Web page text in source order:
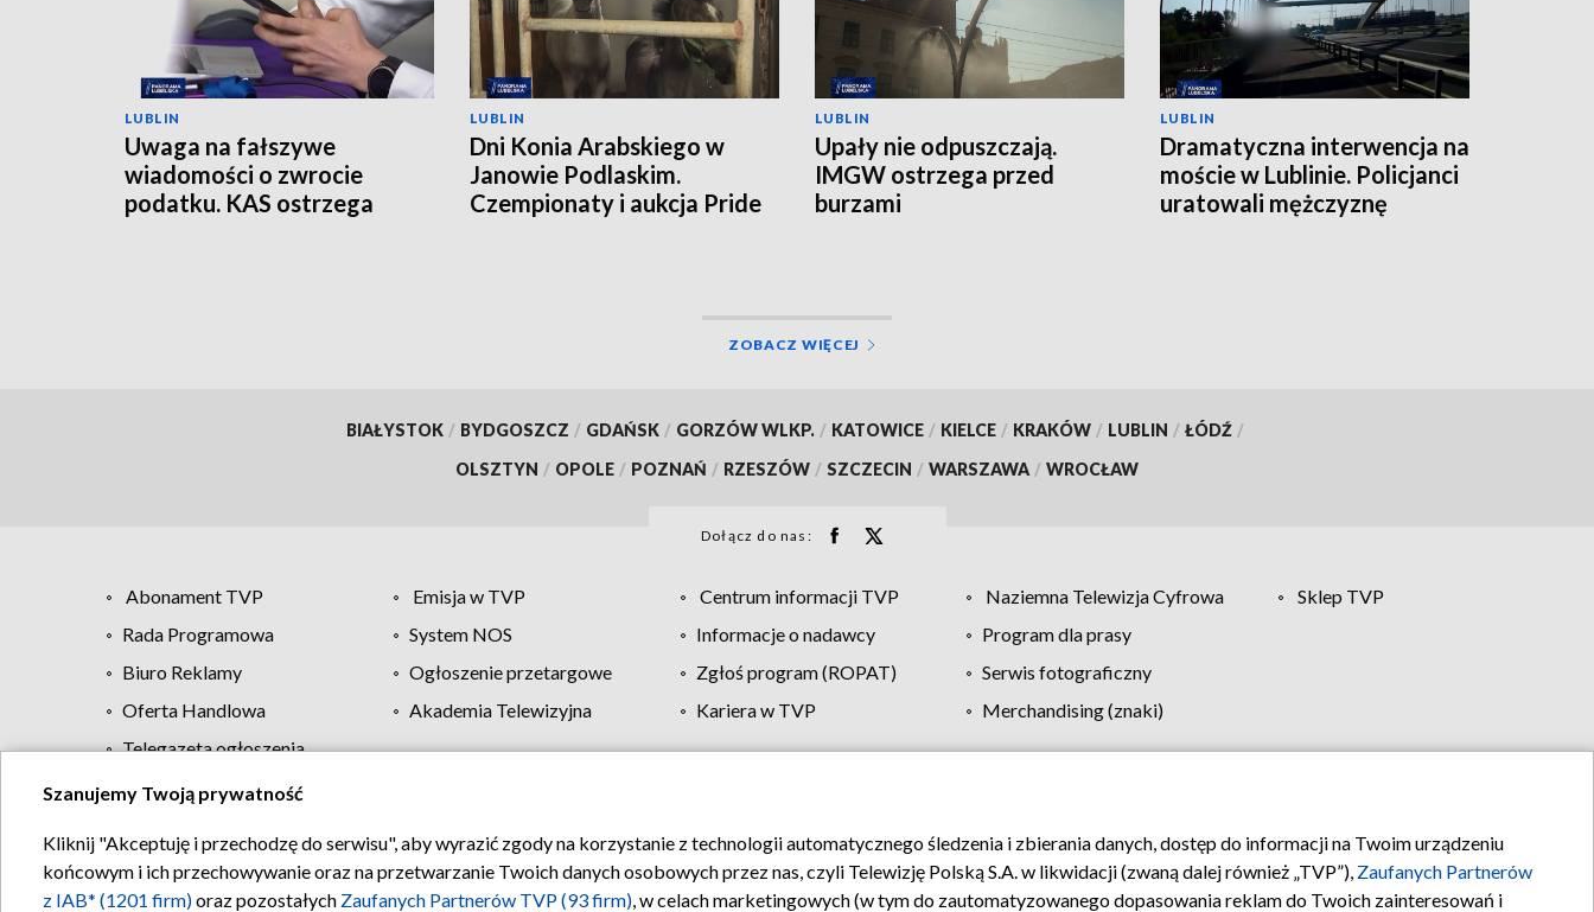
LUBLIN
Uwaga na fałszywe
wiadomości o zwrocie
podatku. KAS ostrzega
LUBLIN
Dni Konia Arabskiego w
Janowie Podlaskim.
Czempionaty i aukcja Pride
LUBLIN
Upały nie odpuszczają.
IMGW ostrzega przed
burzami
LUBLIN
Dramatyczna interwencja na
moście w Lublinie. Policjanci
uratowali mężczyznę
ZOBACZ WIĘCEJ
BIAŁYSTOK / BYDGOSZCZ / GDAŃSK / GORZÓW WLKP. / KATOWICE / KIELCE / KRAKÓW / LUBLIN / ŁÓDŹ /
OLSZTYN / OPOLE / POZNAŃ / RZESZÓW / SZCZECIN / WARSZAWA / WROCŁAW
Dołącz do nas:
Abonament TVP Emisja w TVP Centrum informacji TVP Naziemna Telewizja Cyfrowa
Sklep TVP
Rada Programowa
System NOS Informacje o nadawcy
Program dla prasy
Biuro Reklamy
Ogłoszenie przetargowe Zgłoś program (ROPAT)
Serwis fotograficzny
Oferta Handlowa
Akademia Telewizyjna Kariera w TVP
Merchandising (znaki)
Telegazeta ogłoszenia
Regulamin TVP Polityka prywatności Moje zgody Pomoc Biuro reklamy Kontakt
Szanujemy Twoją prywatność
Kliknij "Akceptuję i przechodzę do serwisu", aby wyrazić zgody na korzystanie z technologii automatycznego śledzenia i zbierania danych, dostęp do informacji na Twoim urządzeniu
końcowym i ich przechowywanie oraz na przetwarzanie Twoich danych osobowych przez nas, czyli Telewizję Polską S.A. w likwidacji (zwaną dalej również „TVP”), Zaufanych Partnerów
z IAB* (1201 firm)oraz pozostałych Zaufanych Partnerów TVP (93 firm), w celach marketingowych (w tym do zautomatyzowanego dopasowania reklam do Twoich zainteresowań i